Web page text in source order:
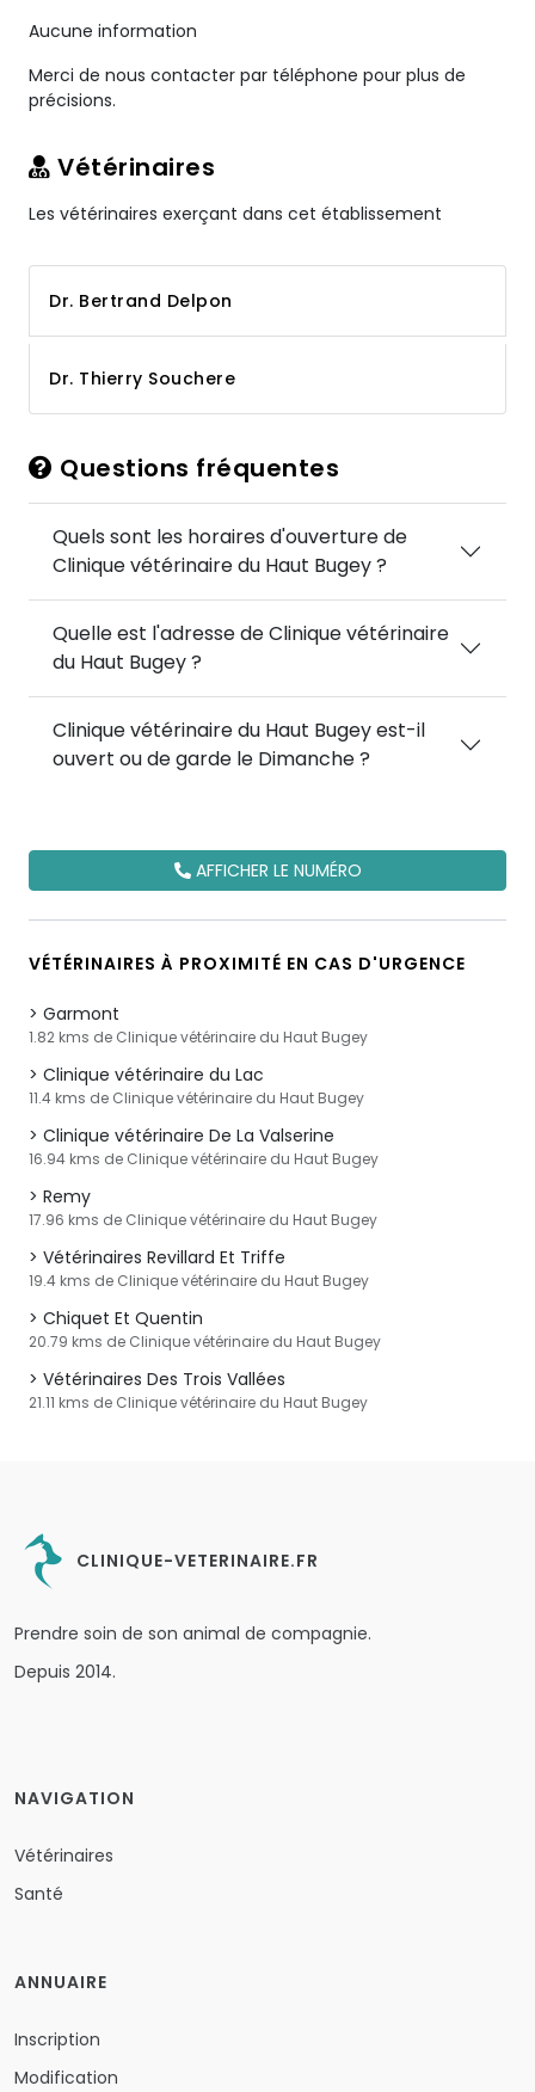
Aucune information
Merci de nous contacter par téléphone pour plus de
précisions.
Vétérinaires
Les vétérinaires exerçant dans cet établissement
Dr. Bertrand Delpon
Dr. Thierry Souchere
Questions fréquentes
Quels sont les horaires d'ouverture de
Clinique vétérinaire du Haut Bugey ?
Quelle est l'adresse de Clinique vétérinaire
du Haut Bugey ?
Clinique vétérinaire du Haut Bugey est-il
ouvert ou de garde le Dimanche ?
AFFICHER LE NUMÉRO
VÉTÉRINAIRES À PROXIMITÉ EN CAS D'URGENCE
Garmont
1.82 kms de Clinique vétérinaire du Haut Bugey
Clinique vétérinaire du Lac
11.4 kms de Clinique vétérinaire du Haut Bugey
Clinique vétérinaire De La Valserine
16.94 kms de Clinique vétérinaire du Haut Bugey
Remy
17.96 kms de Clinique vétérinaire du Haut Bugey
Vétérinaires Revillard Et Triffe
19.4 kms de Clinique vétérinaire du Haut Bugey
Chiquet Et Quentin
20.79 kms de Clinique vétérinaire du Haut Bugey
Vétérinaires Des Trois Vallées
21.11 kms de Clinique vétérinaire du Haut Bugey
CLINIQUE-VETERINAIRE.FR
Prendre soin de son animal de compagnie.
Depuis 2014.
NAVIGATION
Vétérinaires
Santé
ANNUAIRE
Inscription
Modification